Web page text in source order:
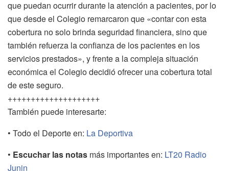
que puedan ocurrir durante la atención a pacientes, por lo
que desde el Colegio remarcaron que «contar con esta
cobertura no solo brinda seguridad financiera, sino que
también refuerza la confianza de los pacientes en los
servicios prestados», y frente a la compleja situación
económica el Colegio decidió ofrecer una cobertura total
de este seguro.
++++++++++++++++++++
También puede interesarte:
• Todo el Deporte en: La Deportiva
• Escuchar las notas más importantes en: LT20 Radio
Junin